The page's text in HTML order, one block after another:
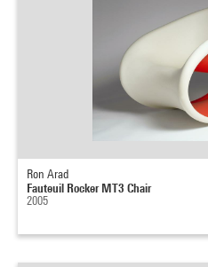
Ron Arad
Fauteuil Rocker MT3 Chair
2005